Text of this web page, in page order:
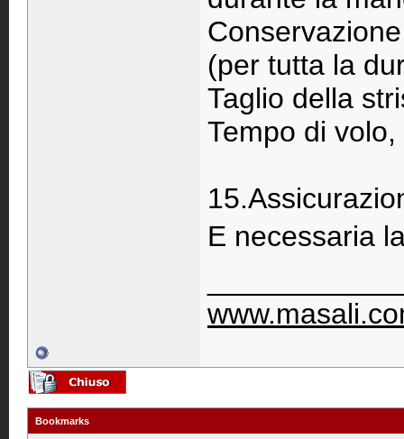
(per tutta la
Taglio della
Tempo di
E necessaria
Bookmarks